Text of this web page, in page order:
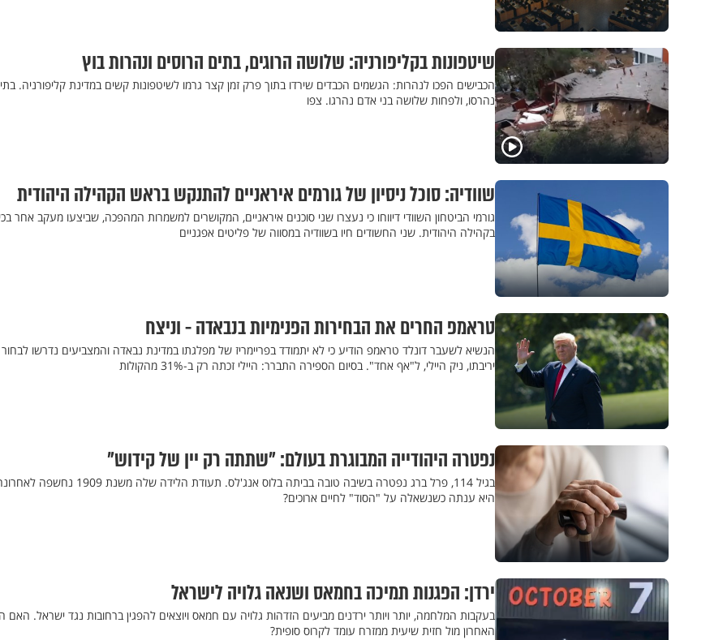
שיטפונות בקליפורניה: שלושה הרוגים, בתים הרוסים ונהרות בוץ
הכבישים הפכו לנהרות: הגשמים הכבדים שירדו בתוך פרק זמן קצר גרמו לשיטפונות קשים במדינת קליפורניה.
נהרסו, ולפחות שלושה בני אדם נהרגו. צפו
שוודיה: סוכל ניסיון של גורמים איראניים להתנקש בראש הקהילה היהודית
גורמי הביטחון השוודי דיווחו כי נעצרו שני סוכנים איראניים, המקושרים למשמרות המהפכה, שביצעו מעקב אחר
בקהילה היהודית. שני החשודים חיו בשוודיה במסווה של פליטים אפגניים
טראמפ החרים את הבחירות הפנימיות בנבאדה - וניצח
הנשיא לשעבר דונלד טראמפ הודיע כי לא יתמודד בפריימריז של מפלגתו במדינת נבאדה והמצביעים נדרשו לבחור
יריבתו, ניק היילי, ל"אף אחד". בסיום הספירה התברר: היילי זכתה רק ב-31% מהקולות
נפטרה היהודייה המבוגרת בעולם: "שתתה רק יין של קידוש"
בגיל 114, פרל ברג נפטרה בשיבה טובה בביתה בלוס אנג'לס. תעודת הלידה שלה
היא ענתה כשנשאלה על "הסוד" לחיים ארוכים?
ירדן: הפגנות תמיכה בחמאס ושנאה גלויה לישראל
בעקבות המלחמה, יותר ויותר ירדנים מביעים הזדהות גלויה עם חמאס ויוצאים להפגין ברחובות נגד ישראל. האם
האחרון מול חזית שיעית ממזרח עומד לקרוס סופית?